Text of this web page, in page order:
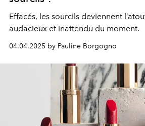
Effacés, les sourcils deviennent
audacieux et inattendu du moment.
04.04.2025 by Pauline Borgogno